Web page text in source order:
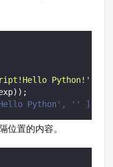
Python! '
Python', '' ]
位置的内容。